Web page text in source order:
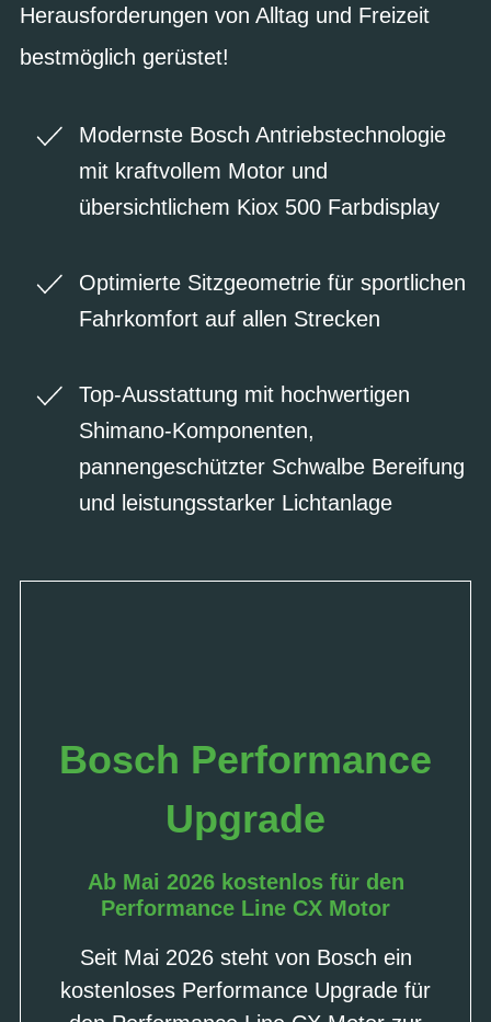
Herausforderungen von Alltag und Freizeit
bestmöglich gerüstet!
Modernste Bosch Antriebstechnologie
mit kraftvollem Motor und
übersichtlichem Kiox 500 Farbdisplay
Optimierte Sitzgeometrie für sportlichen
Fahrkomfort auf allen Strecken
Top-Ausstattung mit hochwertigen
Shimano-Komponenten,
pannengeschützter Schwalbe Bereifung
und leistungsstarker Lichtanlage
Bosch Performance
Upgrade
Ab Mai 2026 kostenlos für den
Performance Line CX Motor
Seit Mai 2026 steht von Bosch ein
kostenloses Performance Upgrade für